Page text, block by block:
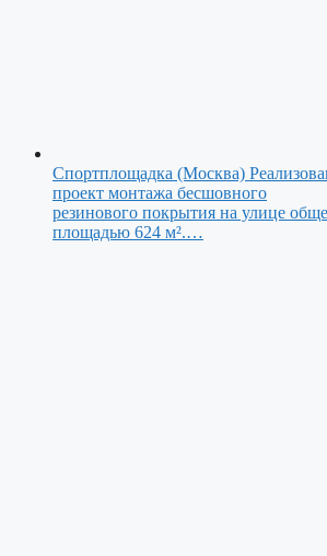
Спортплощадка (Москва)
проект монтажа бесшовного
резинового покрытия на улице
площадью 624 м².…